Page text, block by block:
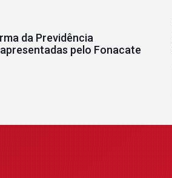
da Previdência
pelo Fonacate